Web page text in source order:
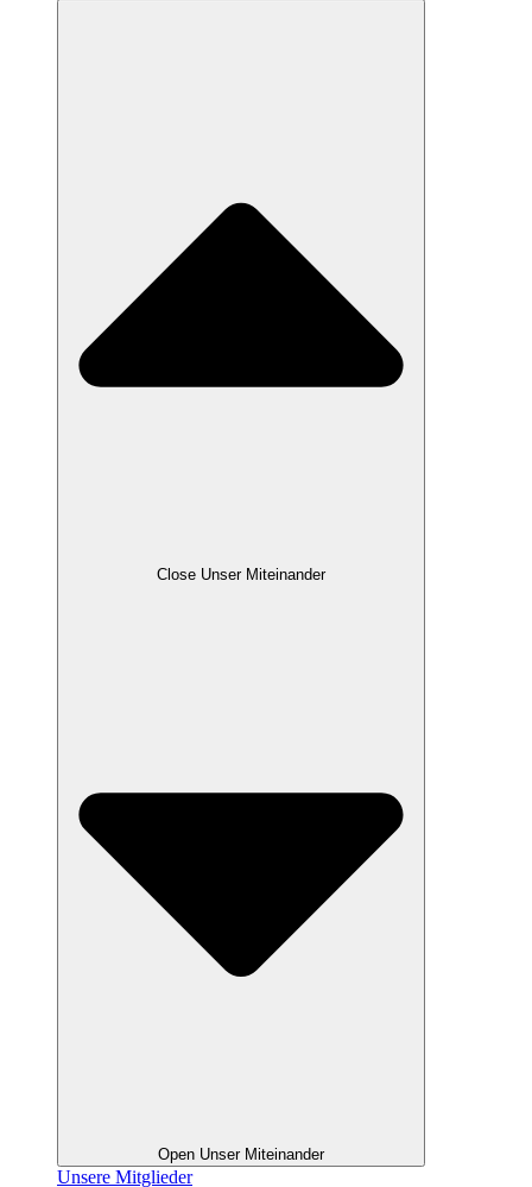
Close Unser Miteinander
Open Unser Miteinander
Unsere Mitglieder